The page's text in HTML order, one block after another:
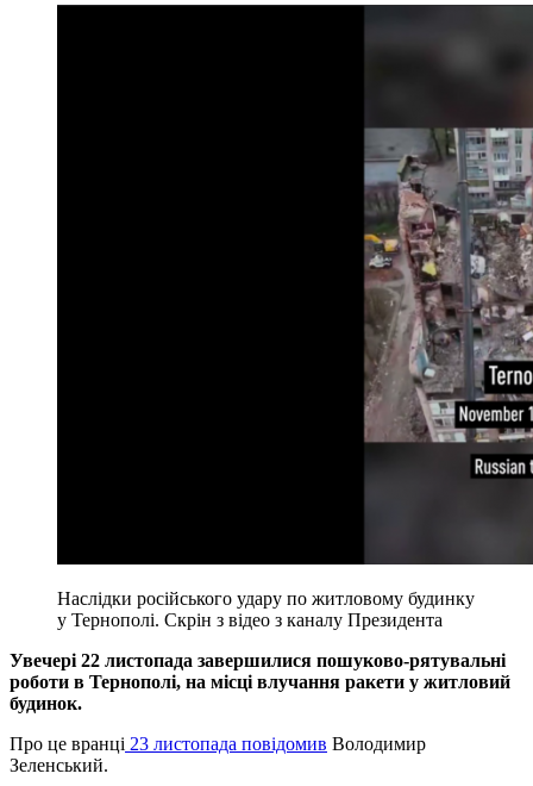
Наслідки російського удару по житловому будинку
у Тернополі. Скрін з відео з каналу Президента
Увечері 22 листопада завершилися пошуково-рятувальні
роботи в Тернополі, на місці влучання ракети у житловий
будинок.
Про це вранці 23 листопада повідомив Володимир
Зеленський.